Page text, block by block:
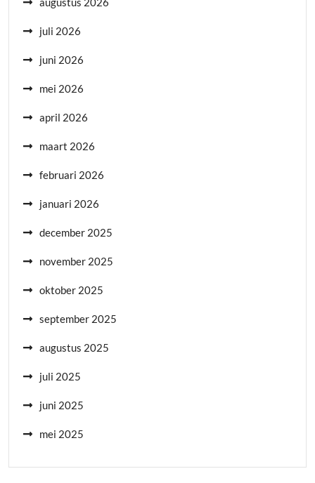
juli 2026
juni 2026
mei 2026
april 2026
maart 2026
februari 2026
januari 2026
december 2025
november 2025
oktober 2025
september 2025
augustus 2025
juli 2025
juni 2025
mei 2025